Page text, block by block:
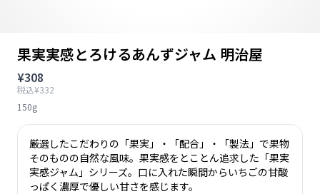
果実実感とろけるあんずジャム 明治屋
¥308
税込¥332
150g
厳選したこだわりの「果実」・「配合」・「製法」で果物
そのものの自然な風味。果実感をとことん追求した「果実
実感ジャム」シリーズ。口に入れた瞬間からいちごの甘酸
っぱく濃厚で優しい甘さを感じます。